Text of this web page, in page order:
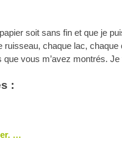
soit sans fin et que je
chaque lac,
vous m’avez montrés.
:
…